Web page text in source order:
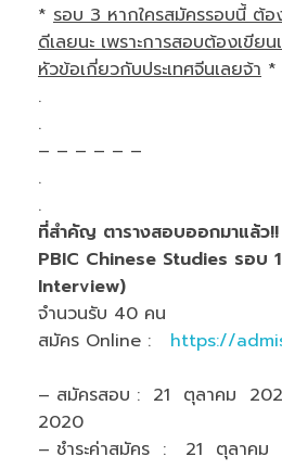
* รอบ 3 หากใครสมัครรอบนี้ ต้อ
ดีเลยนะ เพราะการสอบต้องเขีย
หัวข้อเกี่ยวกับประเทศจีนเลยจ้า *
.
.
– – – – – –
.
.
ที่สำคัญ ตารางสอบออกมาแล้ว!!
PBIC Chinese Studies รอบ
Interview)
จำนวนรับ 40 คน
สมัคร Online : https://
– สมัครสอบ : 21 ตุลาคม
2020
– ชำระค่าสมัคร : 21 ตุลาค